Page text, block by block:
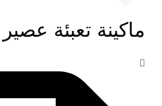
ماكينة تعبئة عصير